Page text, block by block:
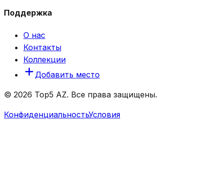
Поддержка
О нас
Контакты
Коллекции
Добавить место
© 2026 Top5 AZ. Все права защищены.
КонфиденциальностьУсловия